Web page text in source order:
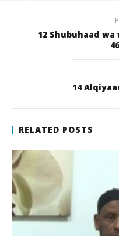
22
2017
qubamedia
12 Shubuhaad
14
RELATED POSTS